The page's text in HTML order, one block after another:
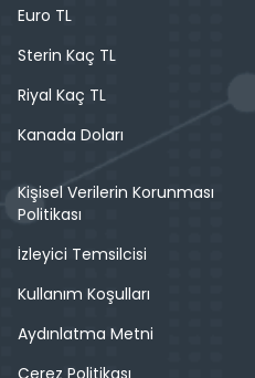
Euro TL
Sterin Kaç TL
Riyal Kaç TL
Kanada Doları
Kişisel Verilerin Korunması
Politikası
İzleyici Temsilcisi
Kullanım Koşulları
Aydınlatma Metni